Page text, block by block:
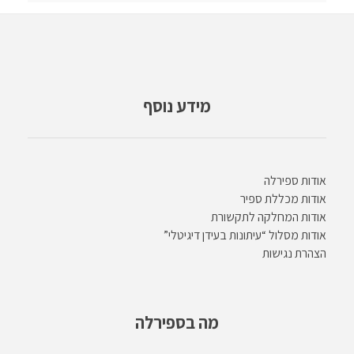
מידע נוסף
אודות ספירלה
אודות מכללת ספיר
אודות המחלקה לתקשורת
אודות מסלול “עיתונות בעידן דיגיטלי”
הצהרת נגישות
מה בספירלה